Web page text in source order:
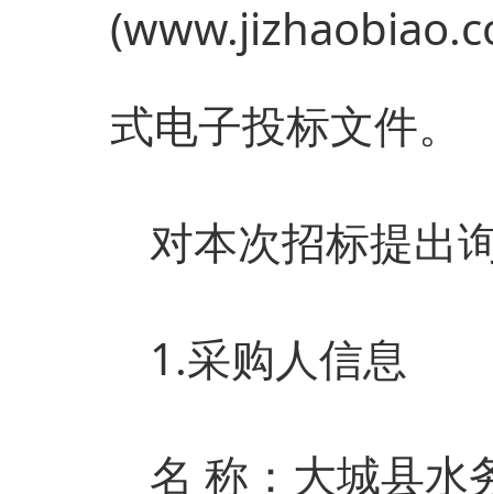
式电子投标文件。
对本次招标提出
1.采购人信息
名 称：大城县水